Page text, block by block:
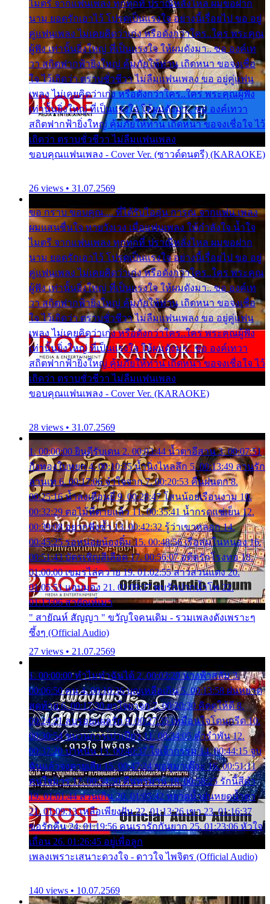
ไมตรี จากแฟนเพลง ทุกทุกที่ ปราณีหลั่งไหล ผมขอฝาก
นาม ยอดรักเอาไว้ โปรดเป็นแรงใจ อย่างนี้เรื่อยไป ขอ อยู่
คู่แฟนเพลง ไม่เคยคิดว่าเก่ง หรือดังกว่าใคร..ใคร พระคุณ
ผู้ฟัง เท่านั้นยิ่งใหญ่ ที่เป็นแรงใจ ให้ผมดังมา.. ขอ องค์เท
วา สถิตฟากฟ้ายิ่งใหญ่ คุ้มภัยให้ท่าน เถิดหนา ขอจงเชื่อ
ใจ ไว้เถิดว่า ตราบชั่วชีวา ไม่ลืมแฟนเพลง ขอ อยู่คู่แฟน
เพลง ไม่เคยคิดว่าเก่ง หรือดังกว่าใคร..ใคร พระคุณผู้ฟัง
เท่านั้นยิ่งใหญ่ ที่เป็นแรงใจ ให้ผมดังมา.. ขอ องค์เทวา
สถิตฟากฟ้ายิ่งใหญ่ คุ้มภัยให้ท่าน เถิดหนา ขอจงเชื่อใจ ไว้
เถิดว่า ตราบชั่วชีวา ไม่ลืมแฟนเพลง
ขอบคุณแฟนเพลง - Cover Ver. (ซาวด์ดนตรี) (KARAOKE)
26 views • 31.07.2569
ขอ กราบ ขอบคุณ.... ที่ได้รับไออุ่น การุณ จากแฟน เพลง
ผมแสนชื่นใจ หายวังเวง เมื่อแฟนเพลง ให้กำลังใจ น้ำใจ
ไมตรี จากแฟนเพลง ทุกทุกที่ ปราณีหลั่งไหล ผมขอฝาก
นาม ยอดรักเอาไว้ โปรดเป็นแรงใจ อย่างนี้เรื่อยไป ขอ อยู่
คู่แฟนเพลง ไม่เคยคิดว่าเก่ง หรือดังกว่าใคร..ใคร พระคุณ
ผู้ฟัง เท่านั้นยิ่งใหญ่ ที่เป็นแรงใจ ให้ผมดังมา.. ขอ องค์เท
วา สถิตฟากฟ้ายิ่งใหญ่ คุ้มภัยให้ท่าน เถิดหนา ขอจงเชื่อ
ใจ ไว้เถิดว่า ตราบชั่วชีวา ไม่ลืมแฟนเพลง ขอ อยู่คู่แฟน
เพลง ไม่เคยคิดว่าเก่ง หรือดังกว่าใคร..ใคร พระคุณผู้ฟัง
เท่านั้นยิ่งใหญ่ ที่เป็นแรงใจ ให้ผมดังมา.. ขอ องค์เทวา
สถิตฟากฟ้ายิ่งใหญ่ คุ้มภัยให้ท่าน เถิดหนา ขอจงเชื่อใจ ไว้
เถิดว่า ตราบชั่วชีวา ไม่ลืมแฟนเพลง
ขอบคุณแฟนเพลง - Cover Ver. (KARAOKE)
28 views • 31.07.2569
1. 00:00:00 ยินดีรับเดน 2. 00:03:44 น้ำตาอีสาน 3. 00:07:51
กิ่งทองใบหยก 4. 00:10:35 น้ำนิ่งไหลลึก 5. 00:13:49 ลานรัก
ลานเท 6. 00:17:06 จำใจจาก 7. 00:20:53 คืนฝนตก 8.
00:25:16 น้ำลงเดือนยี่ 9. 00:28:47 โสนน้อยเรือนงาม 10.
00:32:29 ตอไม้ที่ตายแล้ว 11. 00:35:41 น้ำกรดแช่เย็น 12.
00:39:08 อยากฟังซ้ำ 13. 00:42:32 รู้ว่าเขาหลอก 14.
00:45:25 รอหน่อยน้องติ๋ม 15. 00:48:56 เรือล่มในหนอง 16.
00:51:43 บัตรเชิญสีเลือด 17. 00:56:07 อดีตรักโรงทอ 18.
01:00:00 เขมรไล่ควาย 19. 01:02:55 สาวสวนแตง 20.
01:05:51 แอบมอง 21. 01:09:27 พบรักปากน้ำโพ 22.
01:13:06 สายัณห์เมา
" สายัณห์ สัญญา " ขวัญใจคนเดิม - รวมเพลงดังเพราะๆ
ซึ้งๆ (Official Audio)
27 views • 21.07.2569
1. 00:00:00 ทำไมทำฉันได้ 2. 00:03:20 นางฟ้าสลัม 3.
00:06:50 คน 4. 00:10:36 บุญเหลือเกิน 5. 00:13:58 ฝนหยาด
สุดท้าย 6. 00:17:30 ยาใจยาจก 7. 00:20:30 คิดดูให้ดี 8.
00:24:21 ลบรอยแผลรัก 9. 00:27:35 เหมือนใจโดนกรีด 10.
00:30:54 ขบวนการเปาเปียว 11. 00:34:05 คำรำพัน 12.
00:37:20 ปาหนัน 13. 00:40:37 ใจเจ้ากรรม 14. 00:44:15 จูบ
ฉันแล้วจงตายเสีย 15. 00:47:24 ขอสูมาเต๊อะ 16. 00:51:11
คนใจมาร 17. 00:54:50 คืนทรมาน 18. 00:58:25 รักนี้สีดำ
19. 01:01:44 ส่วนเกิน 20. 01:05:42 หยาดน้ำฝนหยดน้ำตา
21. 01:09:13 เหลือเพียงฝัน 22. 01:13:26 เขา 23. 01:16:37
ขอรักคืน 24. 01:19:56 คนเรารักกันยาก 25. 01:23:06 หัวใจ
เถื่อน 26. 01:26:45 อยู่เพื่อลูก
เพลงเพราะเสนาะดวงใจ - ดาวใจ ไพจิตร (Official Audio)
140 views • 10.07.2569